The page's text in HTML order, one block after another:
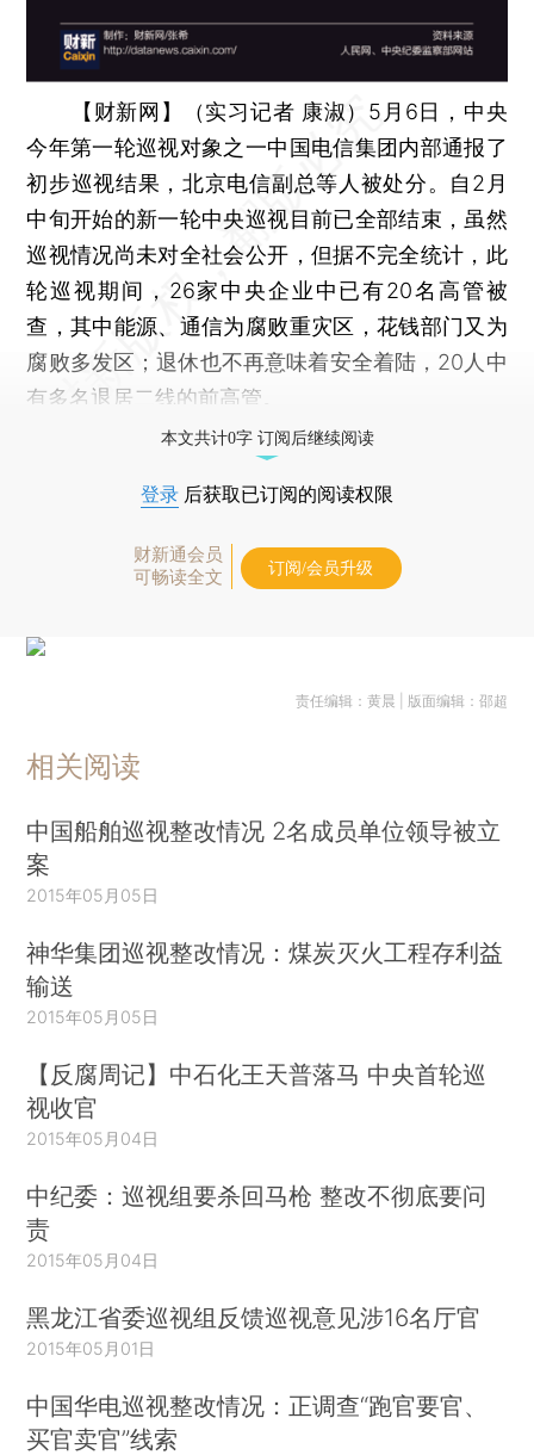
【财新网】（实习记者 康淑） 5月6日，中央
今年第一轮巡视对象之一中国电信集团内部通报了
初步巡视结果，北京电信副总等人被处分。自2月
中旬开始的新一轮中央巡视目前已全部结束，虽然
巡视情况尚未对全社会公开，但据不完全统计，此
轮巡视期间，26家中央企业中已有20名高管被
查，其中能源、通信为腐败重灾区，花钱部门又为
腐败多发区；退休也不再意味着安全着陆，20人中
有多名退居二线的前高管。
本文共计0字 订阅后继续阅读
登录 后获取已订阅的阅读权限
财新通会员
可畅读全文
订阅/会员升级
责任编辑：黄晨 | 版面编辑：邵超
相关阅读
中国船舶巡视整改情况 2名成员单位领导被立
案
2015年05月05日
神华集团巡视整改情况：煤炭灭火工程存利益
输送
2015年05月05日
【反腐周记】中石化王天普落马 中央首轮巡
视收官
2015年05月04日
中纪委：巡视组要杀回马枪 整改不彻底要问
责
2015年05月04日
黑龙江省委巡视组反馈巡视意见涉16名厅官
2015年05月01日
中国华电巡视整改情况：正调查“跑官要官、
买官卖官”线索